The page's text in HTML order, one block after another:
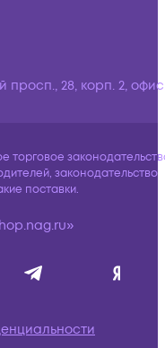
28, корп. 2,
законодательство
поставки.